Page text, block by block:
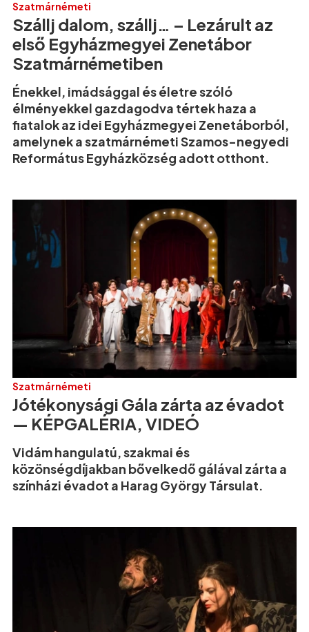
Szatmárnémeti
Szállj dalom, szállj… – Lezárult az
első Egyházmegyei Zenetábor
Szatmárnémetiben
Énekkel, imádsággal és életre szóló
élményekkel gazdagodva tértek haza a
fiatalok az idei Egyházmegyei Zenetáborból,
amelynek a szatmárnémeti Szamos-negyedi
Református Egyházközség adott otthont.
Szatmárnémeti
Jótékonysági Gála zárta az évadot
— KÉPGALÉRIA, VIDEÓ
Vidám hangulatú, szakmai és
közönségdíjakban bővelkedő gálával zárta a
színházi évadot a Harag György Társulat.